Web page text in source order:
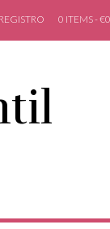
0 ITEMS -